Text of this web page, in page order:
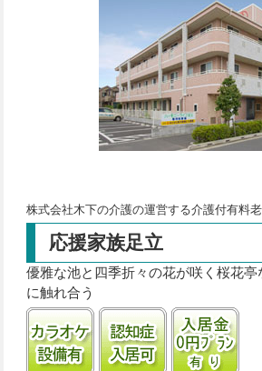
株式会社木下の介護の運営する介護付有料
応援家族足立
優雅な池と四季折々の花が咲く桜花
に触れ合う
カラオケ設備認知症受け入れ
入